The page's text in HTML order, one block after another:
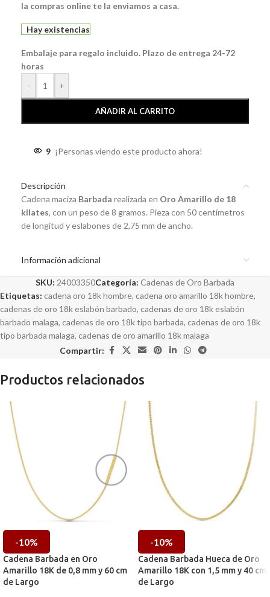
la compras online te la enviamos a casa.
Hay existencias
Embalaje para regalo incluido. Plazo de entrega 24-72
horas
-
+
AÑADIR AL CARRITO
9 ¡Personas viendo este producto ahora!
Descripción
Cadena maciza Barbada realizada en Oro Amarillo de 18
kilates, con un peso de 8 gramos. Pieza con 50 centímetros
de longitud y eslabones de 2,75 mm de ancho.
Información adicional
SKU: 24003350Categoría: Cadenas de Oro Barbada
Etiquetas: cadena oro 18k hombre, cadena oro amarillo 18k hombre,
cadenas de oro 18k eslabón barbado, cadenas de oro 18k eslabón
barbado malaga, cadenas de oro 18k tipo barbada, cadenas de oro 18k
tipo barbada malaga, cadenas de oro amarillo 18k malaga
Compartir:
Productos relacionados
-10%
Cadena Barbada en Oro
Amarillo 18K de 0,8 mm y 60 cm
de Largo
-10%
Cadena Barbada Hueca de Oro
Amarillo 18K con 1,5 mm y 40 cm
de Largo